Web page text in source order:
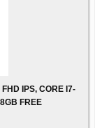
IPS, CORE I7-
FREE